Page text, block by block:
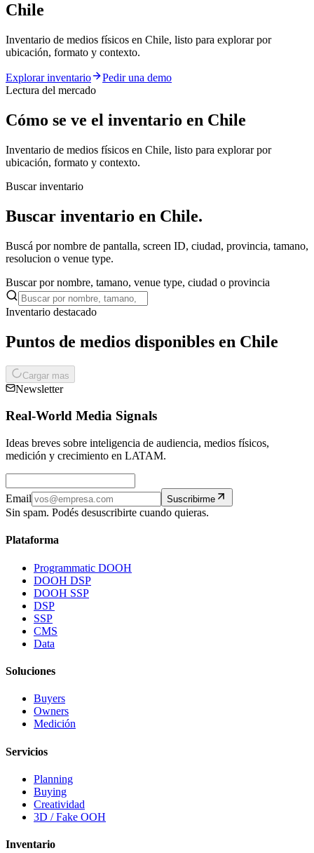
Chile
Inventario de medios físicos en Chile, listo para explorar por
ubicación, formato y contexto.
Explorar inventario
Pedir una demo
Lectura del mercado
Cómo se ve el inventario en Chile
Inventario de medios físicos en Chile, listo para explorar por
ubicación, formato y contexto.
Buscar inventario
Buscar inventario en Chile.
Buscá por nombre de pantalla, screen ID, ciudad, provincia, tamano,
resolucion o venue type.
Buscar por nombre, tamano, venue type, ciudad o provincia
Inventario destacado
Puntos de medios disponibles en Chile
Cargar mas
Newsletter
Real-World Media Signals
Ideas breves sobre inteligencia de audiencia, medios físicos,
medición y crecimiento en LATAM.
Email Suscribirme
Sin spam. Podés desuscribirte cuando quieras.
Plataforma
Programmatic DOOH
DOOH DSP
DOOH SSP
DSP
SSP
CMS
Data
Soluciones
Buyers
Owners
Medición
Servicios
Planning
Buying
Creatividad
3D / Fake OOH
Inventario